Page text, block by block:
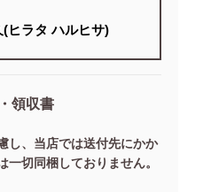
ヒラタ ハルヒサ)
領収書
し、当店では送付先にかか
一切同梱しておりません。